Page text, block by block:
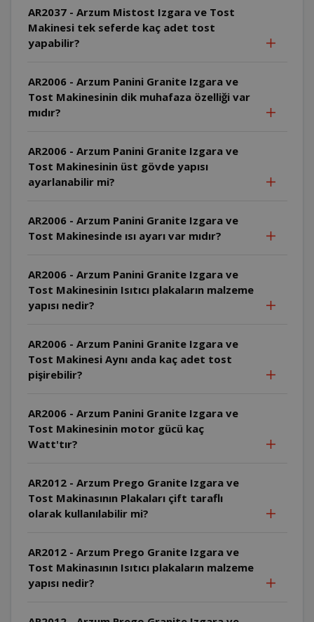
AR2037 - Arzum Mistost Izgara ve Tost
Makinesi tek seferde kaç adet tost
yapabilir?
AR2006 - Arzum Panini Granite Izgara ve
Tost Makinesinin dik muhafaza özelliği var
mıdır?
AR2006 - Arzum Panini Granite Izgara ve
Tost Makinesinin üst gövde yapısı
ayarlanabilir mi?
AR2006 - Arzum Panini Granite Izgara ve
Tost Makinesinde ısı ayarı var mıdır?
AR2006 - Arzum Panini Granite Izgara ve
Tost Makinesinin Isıtıcı plakaların malzeme
yapısı nedir?
AR2006 - Arzum Panini Granite Izgara ve
Tost Makinesi Aynı anda kaç adet tost
pişirebilir?
AR2006 - Arzum Panini Granite Izgara ve
Tost Makinesinin motor gücü kaç
Watt'tır?
AR2012 - Arzum Prego Granite Izgara ve
Tost Makinasının Plakaları çift taraflı
olarak kullanılabilir mi?
AR2012 - Arzum Prego Granite Izgara ve
Tost Makinasının Isıtıcı plakaların malzeme
yapısı nedir?